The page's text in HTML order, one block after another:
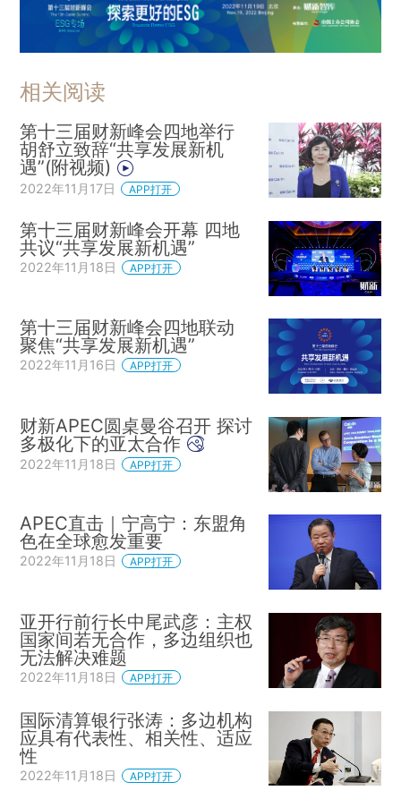
相关阅读
第十三届财新峰会四地举行
胡舒立致辞“共享发展新机
遇”(附视频)
2022年11月17日 APP打开
第十三届财新峰会开幕 四地
共议“共享发展新机遇”
2022年11月18日 APP打开
第十三届财新峰会四地联动
聚焦“共享发展新机遇”
2022年11月16日 APP打开
财新APEC圆桌曼谷召开 探讨
多极化下的亚太合作
2022年11月18日 APP打开
APEC直击｜宁高宁：东盟角
色在全球愈发重要
2022年11月18日 APP打开
亚开行前行长中尾武彦：主权
国家间若无合作，多边组织也
无法解决难题
2022年11月18日 APP打开
国际清算银行张涛：多边机构
应具有代表性、相关性、适应
性
2022年11月18日 APP打开